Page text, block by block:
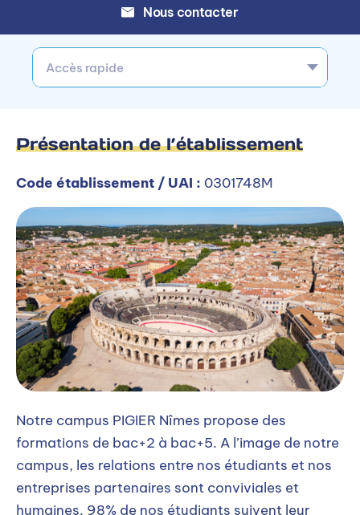
Nous contacter
Accès rapide
Présentation de l’établissement
Code établissement / UAI : 0301748M
Notre campus PIGIER Nîmes propose des
formations de bac+2 à bac+5. A l’image de notre
campus, les relations entre nos étudiants et nos
entreprises partenaires sont conviviales et
humaines. 98% de nos étudiants suivent leur